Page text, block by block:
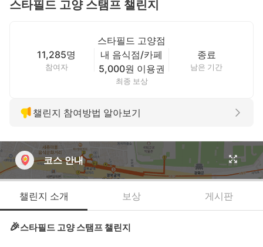
스타필드 고양 스탬프 챌린지
11,285명
참여자
스타필드 고양점
내 음식점/카페
5,000원 이용권
최종 보상
종료
남은 기간
챌린지 참여방법 알아보기
코스 안내
챌린지 소개 보상 게시판
🎉스타필드 고양 스탬프 챌린지